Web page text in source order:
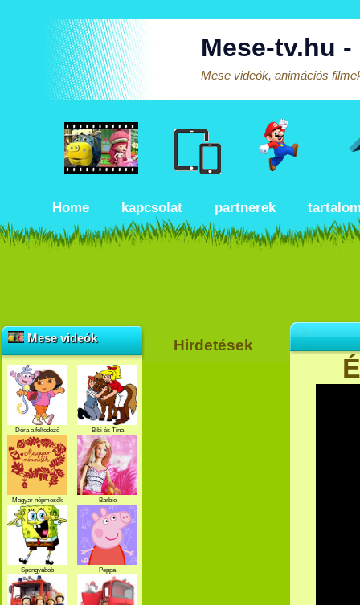
Mese-tv.hu
Mese videók, animációs
Home kapcsolat partnerek
Mese videók
Dóra a felfedező Bibi és Tina
Magyar népmesék Barbie
Spongyabob Peppa
Hirdetések